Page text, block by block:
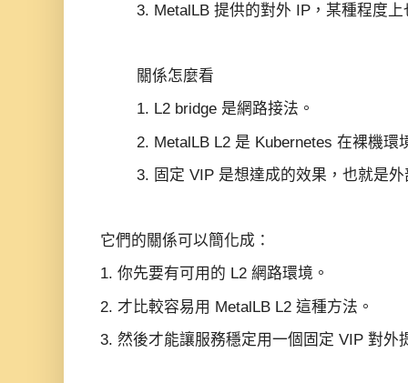
3. MetalLB 提供的對外 IP，某種程度
關係怎麼看
1. L2 bridge 是網路接法。
2. MetalLB L2 是 Kubernetes 在裸機環
3. 固定 VIP 是想達成的效果，也就是
它們的關係可以簡化成：
1. 你先要有可用的 L2 網路環境。
2. 才比較容易用 MetalLB L2 這種方法。
3. 然後才能讓服務穩定用一個固定 VIP 對外